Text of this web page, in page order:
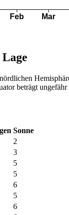
beträgt
Sonne
2
3
5
5
6
5
6